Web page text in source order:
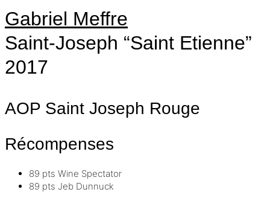
Gabriel Meffre
Saint-Joseph “Saint Etienne”
2017
AOP Saint Joseph Rouge
Récompenses
89 pts Wine Spectator
89 pts Jeb Dunnuck